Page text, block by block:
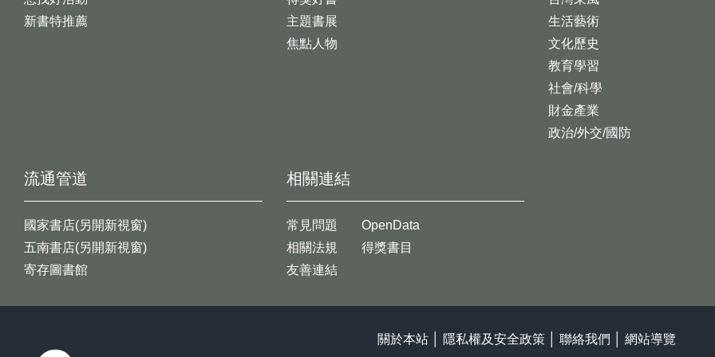
新書特推薦
生活藝術
文化歷史
教育學習
社會/科學
財金產業
政治/外交/國防
主題書展
焦點人物
流通管道
國家書店(另開新視窗)
五南書店(另開新視窗)
寄存圖書館
相關連結
常見問題
相關法規
友善連結
OpenData
得獎書目
關於本站 隱私權及安全政策 聯絡我們 網站導覽